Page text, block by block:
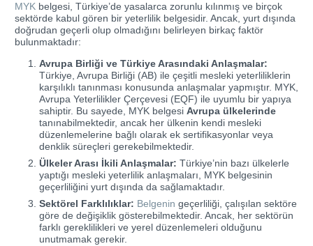
MYK belgesi, Türkiye’de yasalarca zorunlu kılınmış ve birçok
sektörde kabul gören bir yeterlilik belgesidir. Ancak, yurt dışında
doğrudan geçerli olup olmadığını belirleyen birkaç faktör
bulunmaktadır:
Avrupa Birliği ve Türkiye Arasındaki Anlaşmalar:
Türkiye, Avrupa Birliği (AB) ile çeşitli mesleki yeterliliklerin
karşılıklı tanınması konusunda anlaşmalar yapmıştır. MYK,
Avrupa Yeterlilikler Çerçevesi (EQF) ile uyumlu bir yapıya
sahiptir. Bu sayede, MYK belgesi Avrupa ülkelerinde
tanınabilmektedir, ancak her ülkenin kendi mesleki
düzenlemelerine bağlı olarak ek sertifikasyonlar veya
denklik süreçleri gerekebilmektedir.
Ülkeler Arası İkili Anlaşmalar: Türkiye’nin bazı ülkelerle
yaptığı mesleki yeterlilik anlaşmaları, MYK belgesinin
geçerliliğini yurt dışında da sağlamaktadır.
Sektörel Farklılıklar: Belgenin geçerliliği, çalışılan sektöre
göre de değişiklik gösterebilmektedir. Ancak, her sektörün
farklı gereklilikleri ve yerel düzenlemeleri olduğunu
unutmamak gerekir.